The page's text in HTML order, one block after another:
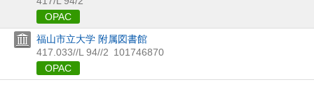
OPAC
福山市立大学 附属図書館
417.033//L 94//2 101746870
OPAC